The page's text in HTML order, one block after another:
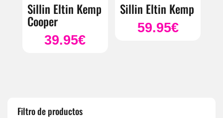
Sillin Eltin Kemp
Cooper
39.95€
Sillin Eltin Kemp
59.95€
Filtro de productos